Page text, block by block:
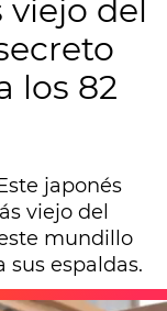
viejo del
los 82
japonés
viejo del
mundillo
sus espaldas.